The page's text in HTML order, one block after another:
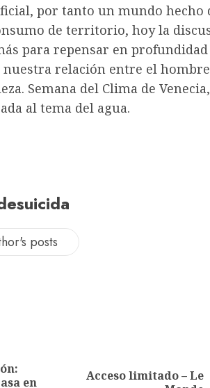
por tanto un mundo hecho
de territorio, hoy la
para repensar en
nuestra relación entre el
Semana del Clima de
al tema del agua.
posts
en
Acceso limitado – Le